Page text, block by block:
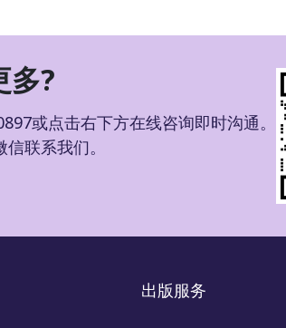
多?
或点击右下方在线咨询即时沟通。
联系我们。
出版服务